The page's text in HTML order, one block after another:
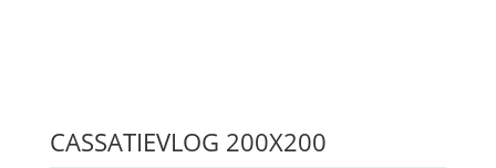
CASSATIEVLOG 200X200